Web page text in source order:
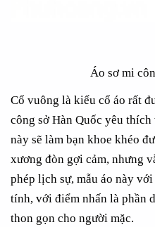
Áo sơ mi
Cổ vuông là kiểu cổ áo rất
công sở Hàn Quốc yêu
này sẽ làm bạn khoe khéo
xương đòn gợi cảm, nhưng
phép lịch sự, mẫu áo này
tính, với điểm nhấn là phần
thon gọn cho người mặc.